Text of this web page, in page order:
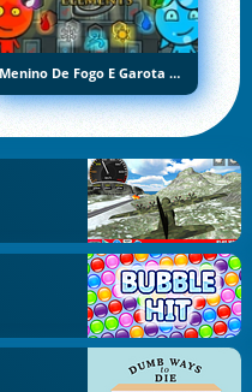
Menino De Fogo E Garota De Água 5: Elementos